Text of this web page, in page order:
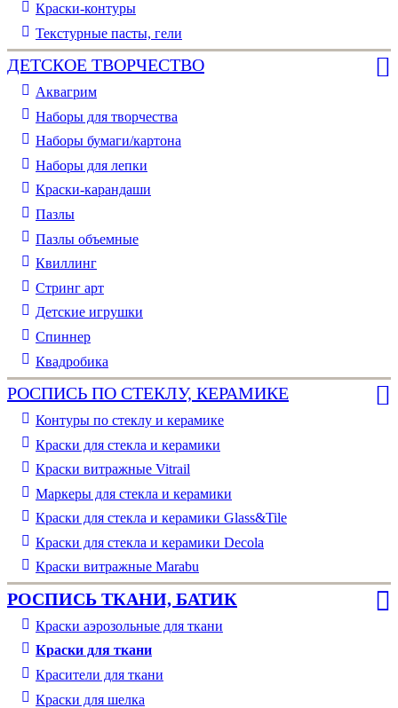
Краски-контуры
Текстурные пасты, гели
ДЕТСКОЕ ТВОРЧЕСТВО
Аквагрим
Наборы для творчества
Наборы бумаги/картона
Наборы для лепки
Краски-карандаши
Пазлы
Пазлы объемные
Квиллинг
Стринг арт
Детские игрушки
Спиннер
Квадробика
РОСПИСЬ ПО СТЕКЛУ, КЕРАМИКЕ
Контуры по стеклу и керамике
Краски для стекла и керамики
Краски витражные Vitrail
Маркеры для стекла и керамики
Краски для стекла и керамики Glass&Tile
Краски для стекла и керамики Decola
Краски витражные Marabu
РОСПИСЬ ТКАНИ, БАТИК
Краски аэрозольные для ткани
Краски для ткани
Красители для ткани
Краски для шелка